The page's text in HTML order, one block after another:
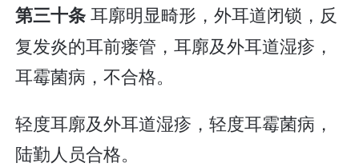
第三十条耳廓明显畸形，外耳道闭锁，反
复发炎的耳前瘘管，耳廓及外耳道湿疹，
耳霉菌病，不合格。
轻度耳廓及外耳道湿疹，轻度耳霉菌病，
陆勤人员合格。